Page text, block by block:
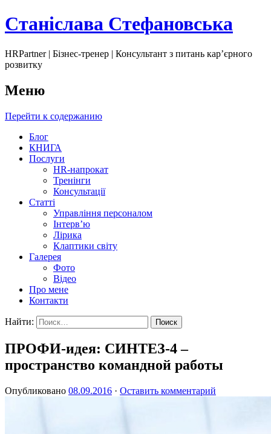
Станіслава Стефановська
HRPartner | Бізнес-тренер | Консультант з питань карʼєрного
розвитку
Меню
Перейти к содержанию
Блог
КНИГА
Послуги
HR-напрокат
Тренінги
Консультації
Статті
Управління персоналом
Інтервʼю
Лірика
Клаптики світу
Галерея
Фото
Відео
Про мене
Контакти
Найти:
ПРОФИ-идея: СИНТЕЗ-4 –
пространство командной работы
Опубликовано 08.09.2016 · Оставить комментарий